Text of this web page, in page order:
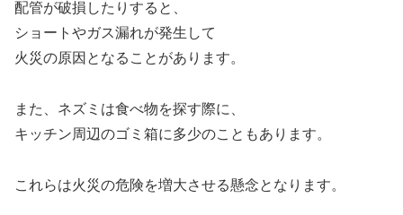
配管が破損したりすると、
ショートやガス漏れが発生して
火災の原因となることがあります。
また、ネズミは食べ物を探す際に、
キッチン周辺のゴミ箱に多少のこともあります。
これらは火災の危険を増大させる懸念となります。